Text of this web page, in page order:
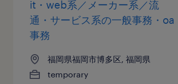
it・web系／メーカー系／流
通・サービス系の一般事務・oa
事務
福岡県福岡市博多区, 福岡県
temporary